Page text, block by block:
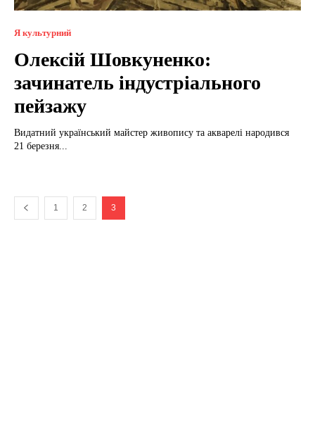
Я культурний
Олексій Шовкуненко:
зачинатель індустріального
пейзажу
Видатний український майстер живопису та акварелі народився
21 березня...
1 2 3